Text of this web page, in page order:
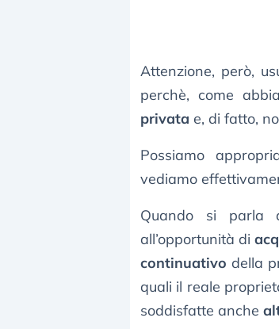
Attenzione, però,
perchè, come
privata e, di fatto,
Possiamo
vediamo
Quando si parla
all’opportunità di
continuativo della
quali il reale
soddisfatte anche